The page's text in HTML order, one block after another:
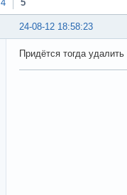
4 5
24-08-12 18:58:23
Придётся тогда